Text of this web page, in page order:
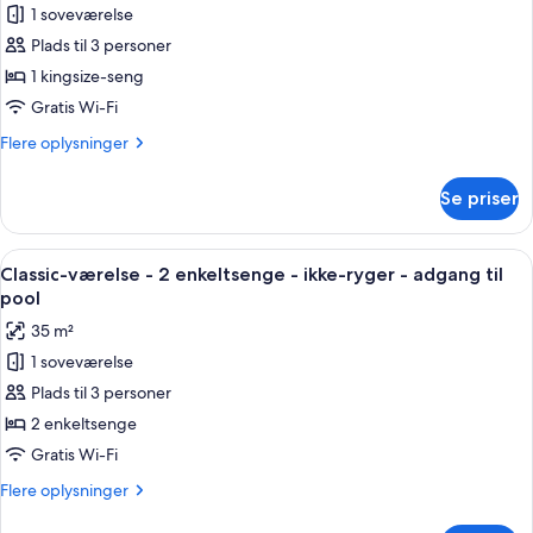
havudsigt
af
Classic-
værelse
-
kingsize-
adgang
til
pool
1 soveværelse
Plads til 3 personer
1 kingsize-seng
Gratis Wi-Fi
Flere oplysninger
Flere
værelse
1
kingsize-
seng
adgang
til
pool
Se priser
Indlæs
alle
billeder
af
Classic-
værelse
-
2
enkeltsenge
Et hotelværelse med to senge, et
7
Classic-værelse - 2 enkeltsenge - ikke-ryger - adgang til
pool
35 m²
1 soveværelse
Plads til 3 personer
2 enkeltsenge
Gratis Wi-Fi
Flere oplysninger
Flere